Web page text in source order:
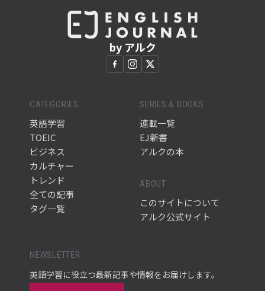
by アルク
CATEGORIES
英語学習
TOEIC
ビジネス
カルチャー
トレンド
全ての記事
タグ一覧
SERIES & BOOKS
連載一覧
EJ新書
アルクの本
ABOUT
このサイトについて
アルク公式サイト
NEWSLETTER
英語学習に役立つ最新記事や情報をお届けします。